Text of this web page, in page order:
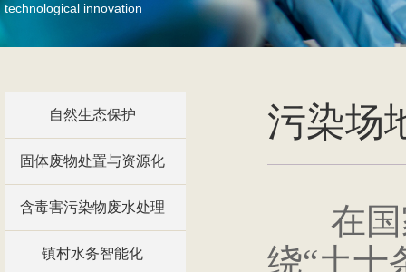
technological innovation
自然生态保护
固体废物处置与资源化
含毒害污染物废水处理
镇村水务智能化
污染场
在国
绕“土十